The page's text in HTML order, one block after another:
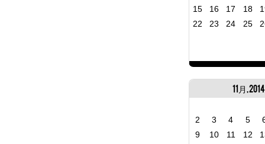
15
16 17 18
22
23 24 25
11月, 2014
2 3 4 5
9
10 11 12